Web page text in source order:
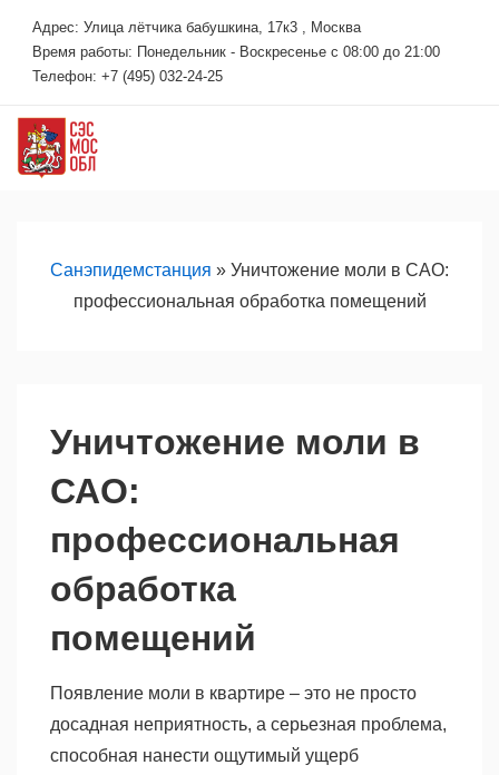
Перейти
содержимому
Адрес: Улица лётчика бабушкина, 17к3 , Москва
Время работы: Понедельник - Воскресенье с 08:00 до 21:00
Телефон: +7 (495) 032-24-25
Санэпидемстанция » Уничтожение моли в САО:
профессиональная обработка помещений
Уничтожение моли в
САО:
профессиональная
обработка
помещений
Появление моли в квартире – это не просто
досадная неприятность, а серьезная проблема,
способная нанести ощутимый ущерб